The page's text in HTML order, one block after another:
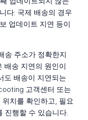
다: 국제 배송의 경우
업데이트 지연 등이
송 주소가 정확한지
배송 지연의 원인이
도 배송이 지연되는
고객센터 또는
치를 확인하고, 필요
진행할 수 있습니다.